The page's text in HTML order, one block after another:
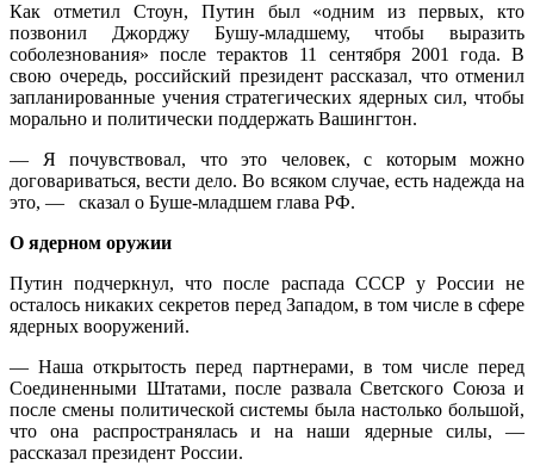
Как отметил Стоун, Путин был «одним из первых, кто
позвонил Джорджу Бушу-младшему, чтобы выразить
соболезнования» после терактов 11 сентября 2001 года. В
свою очередь, российский президент рассказал, что отменил
запланированные учения стратегических ядерных сил, чтобы
морально и политически поддержать Вашингтон.
— Я почувствовал, что это человек, с которым можно
договариваться, вести дело. Во всяком случае, есть надежда на
это, — сказал о Буше-младшем глава РФ.
О ядерном оружии
Путин подчеркнул, что после распада СССР у России не
осталось никаких секретов перед Западом, в том числе в сфере
ядерных вооружений.
— Наша открытость перед партнерами, в том числе перед
Соединенными Штатами, после развала Светского Союза и
после смены политической системы была настолько большой,
что она распространялась и на наши ядерные силы, —
рассказал президент России.